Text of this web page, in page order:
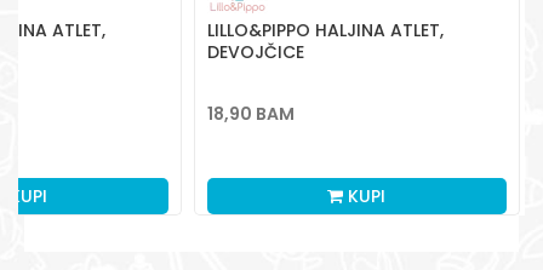
ATLET,
KUPI
LILLO&PIPPO HALJINA ATLET,
DEVOJČICE
18,90 BAM
KUPI